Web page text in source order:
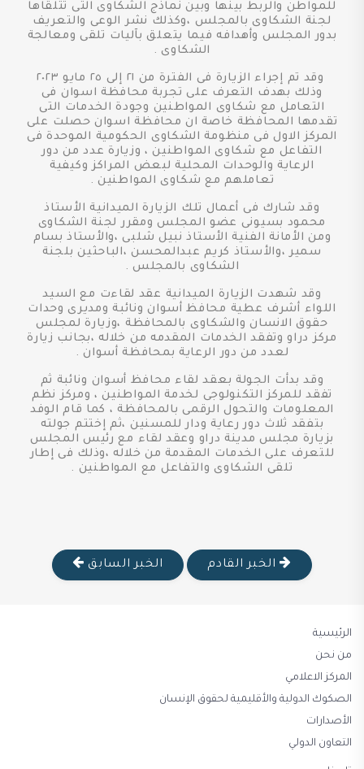
للمواطن والربط بينها وبين نماذج الشكاوى التى تتلقاها
لجنة الشكاوى بالمجلس ،وكذلك نشر الوعى والتعريف
بدور المجلس وأهدافه فيما يتعلق بآليات تلقى ومعالجة
الشكاوى .
وقد تم إجراء الزيارة فى الفترة من ٢١ إلى ٢٥ مايو ٢٠٢٣
وذلك بهدف التعرف على تجربة محافظة اسوان فى
التعامل مع شكاوى المواطنين وجودة الخدمات التى
تقدمها المحافظة خاصة ان محافظة اسوان حصلت على
المركز الاول فى منظومة الشكاوى الحكومية الموحدة فى
التفاعل مع شكاوى المواطنين ، وزيارة عدد من دور
الرعاية والوحدات المحلية لبعض المراكز وكيفية
تعاملهم مع شكاوى المواطنين .
وقد شارك فى أعمال تلك الزيارة الميدانية الأستاذ
محمود بسيونى عضو المجلس ومقرر لجنة الشكاوى
ومن الأمانة الفنية الأستاذ نبيل شلبى ،والأستاذ بسام
سمير ،والأستاذ كريم عبدالمحسن ،الباحثين بلجنة
الشكاوى بالمجلس .
وقد شهدت الزيارة الميدانية عقد لقاءت مع السيد
اللواء أشرف عطية محافظ أسوان ونائبة ومديرى وحدات
حقوق الانسان والشكاوى بالمحافظة ،وزيارة لمجلس
مركز دراو وتفقد الخدمات المقدمه من خلاله ،بجانب زيارة
لعدد من دور الرعاية بمحافظة أسوان .
وقد بدأت الجولة بعقد لقاء محافظ أسوان ونائبة ثم
تفقد للمركز التكنولوجى لخدمة المواطنين ، ومركز نظم
المعلومات والتحول الرقمى بالمحافظة ، كما قام الوفد
بتفقد ثلاث دور رعاية ودار للمسنين ،ثم إختتم جولته
بزيارة مجلس مدينة دراو وعقد لقاء مع رئيس المجلس
للتعرف على الخدمات المقدمة من خلاله ،وذلك فى إطار
تلقى الشكاوى والتفاعل مع المواطنين .
الخبر القادم الخبر السابق
الرئيسية
من نحن
المركز الاعلامي
الصكوك الدولية والأقليمية لحقوق الإنسان
الأصدارات
التعاون الدولي